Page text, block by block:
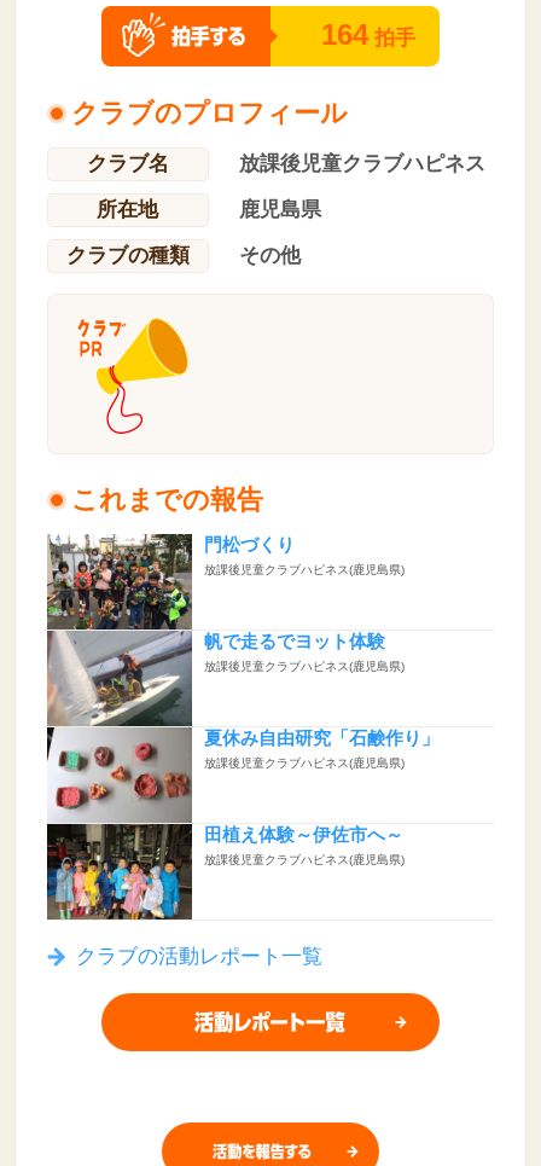
164 拍手
クラブのプロフィール
クラブ名
放課後児童クラブハピネス
所在地
鹿児島県
クラブの種類
その他
これまでの報告
門松づくり
放課後児童クラブハピネス(鹿児島県)
帆で走るでヨット体験
放課後児童クラブハピネス(鹿児島県)
夏休み自由研究「石鹸作り」
放課後児童クラブハピネス(鹿児島県)
田植え体験～伊佐市へ～
放課後児童クラブハピネス(鹿児島県)
クラブの活動レポート一覧